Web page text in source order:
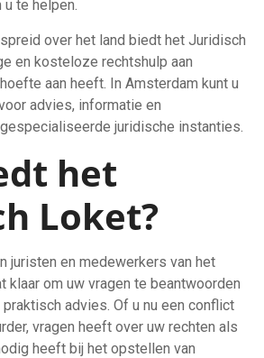
te helpen.
over het land biedt het Juridisch
en kosteloze rechtshulp aan
aan heeft. In Amsterdam kunt u
advies, informatie en
juridische instanties.
het
Loket?
juristen en medewerkers van het
klaar om uw vragen te beantwoorden
advies. Of u nu een conflict
vragen heeft over uw rechten als
heeft bij het opstellen van